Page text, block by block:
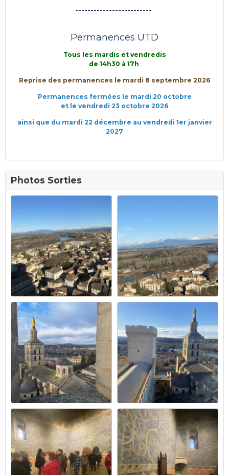
-------------------------
Permanences UTD
Tous les mardis et vendredis
de 14h30 à 17h
Reprise des permanences le mardi 8 septembre 2026
Permanences fermées le mardi 20 octobre
et le vendredi 23 octobre 2026
ainsi que du mardi 22 décembre au vendredi 1er janvier
2027
Photos Sorties